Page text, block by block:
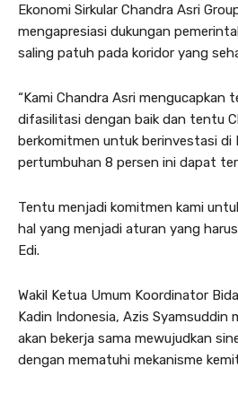
Ekonomi Sirkular Chandra Asri
mengapresiasi dukungan
saling patuh pada koridor yang
“Kami Chandra Asri mengucapkan
difasilitasi dengan baik dan tentu
berkomitmen untuk berinvestasi di
pertumbuhan 8 persen ini dapat
Tentu menjadi komitmen kami
hal yang menjadi aturan yang
Edi.
Wakil Ketua Umum Koordinator
Kadin Indonesia, Azis Syamsuddin
akan bekerja sama mewujudkan
dengan mematuhi mekanisme